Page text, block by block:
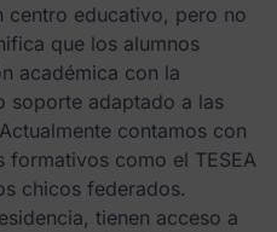
centro educativo, pero no
que los alumnos
académica con la
soporte adaptado a las
contamos con
formativos como el TESEA
chicos federados.
tienen acceso a